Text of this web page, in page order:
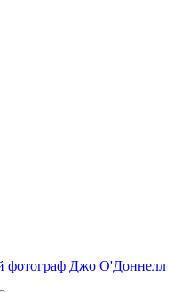
фотограф Джо О'Доннелл